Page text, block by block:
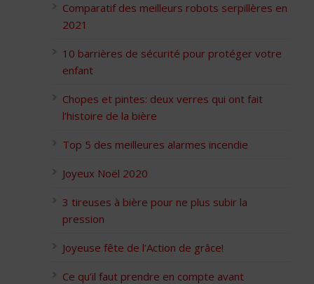
Comparatif des meilleurs robots serpillères en
2021
10 barrières de sécurité pour protéger votre
enfant
Chopes et pintes: deux verres qui ont fait
l’histoire de la bière
Top 5 des meilleures alarmes incendie
Joyeux Noël 2020
3 tireuses à bière pour ne plus subir la
pression
Joyeuse fête de l’Action de grâce!
Ce qu’il faut prendre en compte avant